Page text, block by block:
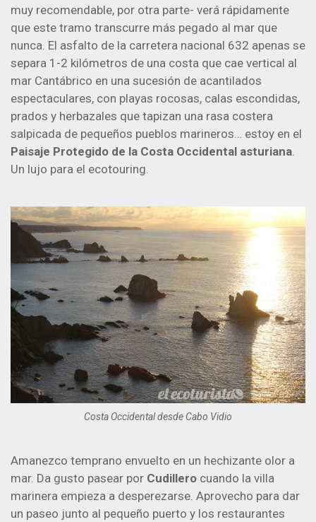
muy recomendable, por otra parte- verá rápidamente
que este tramo transcurre más pegado al mar que
nunca. El asfalto de la carretera nacional 632 apenas se
separa 1-2 kilómetros de una costa que cae vertical al
mar Cantábrico en una sucesión de acantilados
espectaculares, con playas rocosas, calas escondidas,
prados y herbazales que tapizan una rasa costera
salpicada de pequeños pueblos marineros… estoy en el
Paisaje Protegido de la Costa Occidental asturiana
Un lujo para el ecotouring.
Costa Occidental desde Cabo Vidio
Amanezco temprano envuelto en un hechizante olor a
mar. Da gusto pasear por Cudillero cuando la villa
marinera empieza a desperezarse. Aprovecho para dar
un paseo junto al pequeño puerto y los restaurantes